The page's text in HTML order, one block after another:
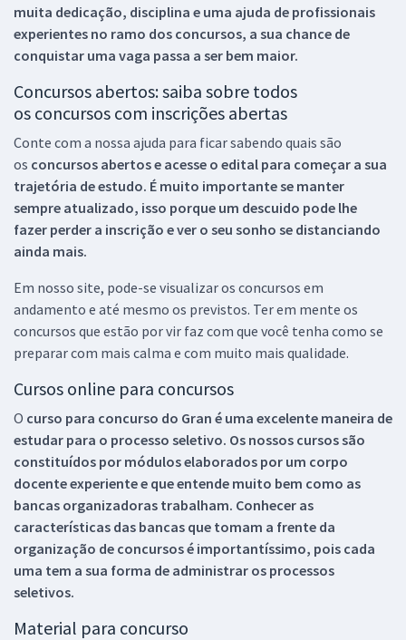
muita dedicação, disciplina e uma ajuda de profissionais
experientes no ramo dos concursos, a sua chance de
conquistar uma vaga passa a ser bem maior.
Concursos abertos: saiba sobre todos
os concursos com inscrições abertas
Conte com a nossa ajuda para ficar sabendo quais são
os concursos abertos e acesse o edital para começar a sua
trajetória de estudo. É muito importante se manter
sempre atualizado, isso porque um descuido pode lhe
fazer perder a inscrição e ver o seu sonho se distanciando
ainda mais.
Em nosso site, pode-se visualizar os concursos em
andamento e até mesmo os previstos. Ter em mente os
concursos que estão por vir faz com que você tenha como se
preparar com mais calma e com muito mais qualidade.
Cursos online para concursos
O curso para concurso do Gran é uma excelente maneira de
estudar para o processo seletivo. Os nossos cursos são
constituídos por módulos elaborados por um corpo
docente experiente e que entende muito bem como as
bancas organizadoras trabalham. Conhecer as
características das bancas que tomam a frente da
organização de concursos é importantíssimo, pois cada
uma tem a sua forma de administrar os processos
seletivos.
Material para concurso